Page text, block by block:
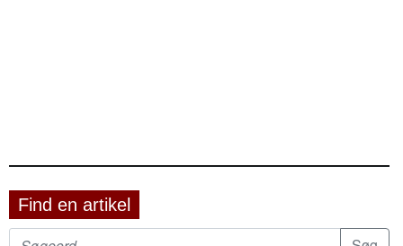
Find en artikel